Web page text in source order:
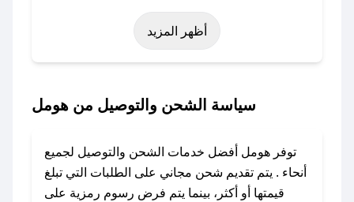
الأضحى، الجمعة البيضاء (شهر نوفمبر)، رمضان،
اليوم الوطني، يوم التأسيس، أو حتى عروض خاصة
باستخدام تطبيق صحصح، يمكنك العثور بسهولة على
تواصل معنا عبر تويتر أو البريد الإلكتروني لإضافته
بسرعة.
أظهر المزيد
سياسة الشحن والتوصيل من هومل
توفر هومل أفضل خدمات الشحن والتوصيل لجميع
أنحاء . يتم تقديم شحن مجاني على الطلبات التي تبلغ
قيمتها أو أكثر، بينما يتم فرض رسوم رمزية على